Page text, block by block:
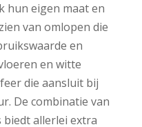
hun eigen maat en
van omlopen die
en
en witte
die aansluit bij
De combinatie van
biedt allerlei extra